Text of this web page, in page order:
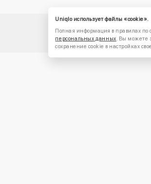
Uniqlo использует файлы «cookie».
Полная информация в правилах по
персональных данных . Вы можете
сохранение cookie в настройках